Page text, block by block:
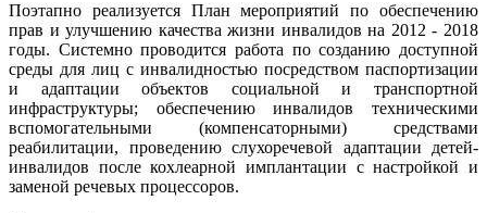
Поэтапно реализуется План мероприятий по обеспечению
прав и улучшению качества жизни инвалидов на 2012 - 2018
годы. Системно проводится работа по созданию доступной
среды для лиц с инвалидностью посредством паспортизации
и адаптации объектов социальной и транспортной
инфраструктуры; обеспечению инвалидов техническими
вспомогательными (компенсаторными) средствами
реабилитации, проведению слухоречевой адаптации детей-
инвалидов после кохлеарной имплантации с настройкой и
заменой речевых процессоров.